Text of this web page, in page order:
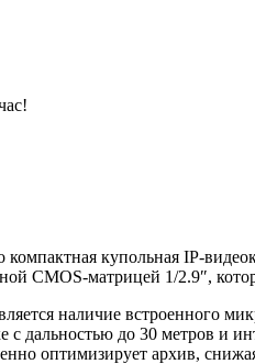
компактная купольная IP-
CMOS-матрицей 1/2.9″,
наличие встроенного
с дальностью до 30 метров и
оптимизирует архив,